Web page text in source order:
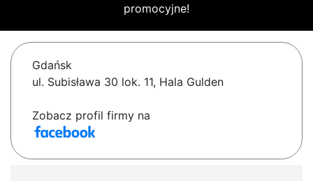
promocyjne!
Gdańsk
ul. Subisława 30 lok. 11, Hala Gulden
Zobacz profil firmy na